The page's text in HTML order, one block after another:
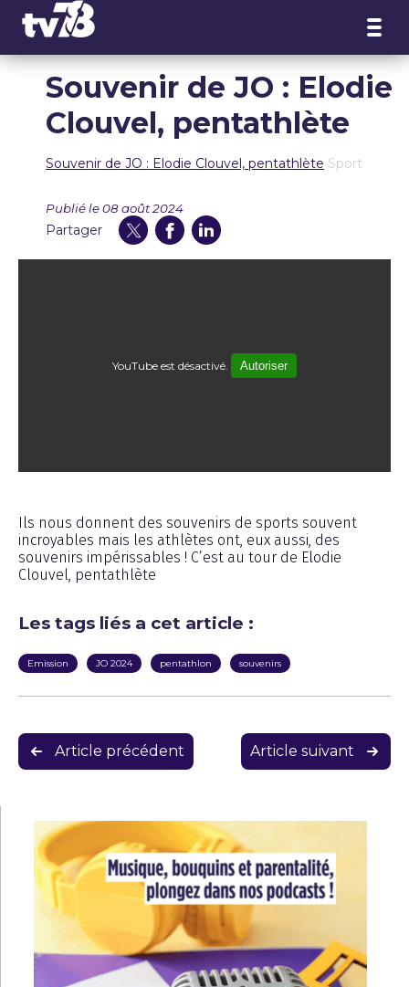
Souvenir de JO : Elodie
Clouvel, pentathlète
Souvenir de JO : Elodie Clouvel, pentathlète Sport
Publié le 08 août 2024
Partager
YouTube est désactivé. Autoriser
Ils nous donnent des souvenirs de sports souvent
incroyables mais les athlètes ont, eux aussi, des
souvenirs impérissables ! C’est au tour de Elodie
Clouvel, pentathlète
Les tags liés a cet article :
Emission JO 2024 pentathlon souvenirs
Navigation
de
Article précédent Article suivant
Panneau de gestion des cookies